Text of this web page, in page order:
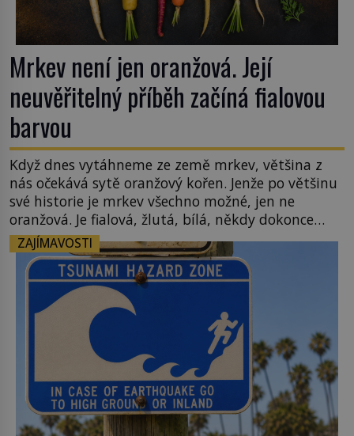
Mrkev není jen oranžová. Její
neuvěřitelný příběh začíná fialovou
barvou
Když dnes vytáhneme ze země mrkev, většina z
nás očekává sytě oranžový kořen. Jenže po většinu
své historie je mrkev všechno možné, jen ne
oranžová. Je fialová, žlutá, bílá, někdy dokonce
téměř černá. Až díky stovkám let pečlivého
šlechtění se z ní stává zelenina, bez které si českou
zahradu ani nedokážeme představit. Její příběh je
ZAJÍMAVOSTI